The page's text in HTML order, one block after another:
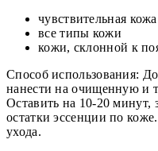
чувствительная кожа
все типы кожи
кожи, склонной к
Способ использования:
нанести на очищенную и
Оставить на 10-20 минут,
остатки эссенции по
ухода.